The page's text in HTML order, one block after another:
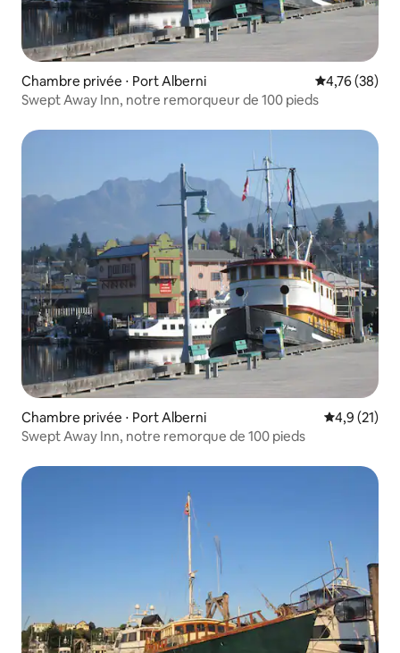
Chambre privée ⋅ Port Alberni Évaluation
4,76 (38)
Swept Away Inn, notre remorqueur de 100 pieds
Chambre privée ⋅ Port Alberni Évaluation
4,9 (21)
Swept Away Inn, notre remorque de 100 pieds